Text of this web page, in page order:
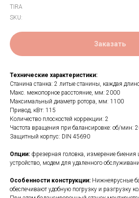
TIRA
SKU:
Заказать
Технические характеристики:
Станина станка: 2 литые станины, каждая
Макс. межопорное расстояние, мм: 2000
Максимальный диаметр ротора, мм: 1100
Привод, кВт: 115
Количество плоскостей коррекции: 2
Частота вращения при балансировке: об/мин:
Защитный корпус: DIN 45690
Опции: фрезерная головка, измерение
устройство, модем для удаленного
Особенности конструкции: Нижнеярусные
обеспечивают удобную погрузку и разгрузку